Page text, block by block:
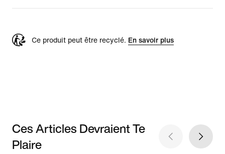
Ce produit peut être recyclé. En savoir plus
Ces Articles Devraient Te
Plaire